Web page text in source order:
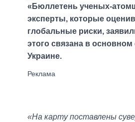
«Бюллетень ученых-
эксперты, которые
глобальные риски,
этого связана в
Украине.
«На карту поставлены